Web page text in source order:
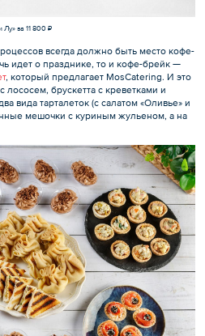
Лу» за 11 800 ₽
всегда должно быть место кофе-
идет о празднике, то и кофе-брейк —
, который предлагает MosCatering. И это
брускетта с креветками и
вида тарталеток (с салатом «Оливье» и
мешочки с куриным жульеном, а на